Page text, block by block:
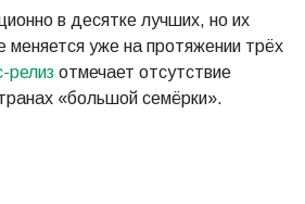
в десятке лучших, но их
меняется уже на протяжении трёх
релиз отмечает отсутствие
«большой семёрки».